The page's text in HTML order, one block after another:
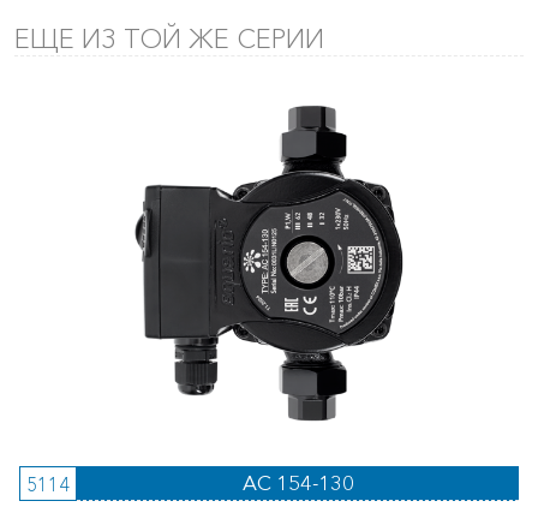
ЕЩЕ ИЗ ТОЙ ЖЕ СЕРИИ
5114 AC 154-130